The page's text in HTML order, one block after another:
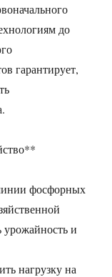
до
гарантирует,
фосфорных
урожайность и
нагрузку на